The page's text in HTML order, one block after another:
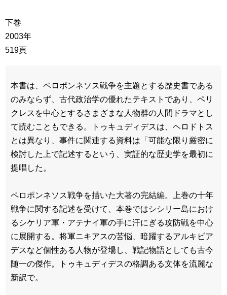
下巻
2003年
519頁
本書は、ペロポンネソス戦争を主題とする歴史書である
のみならず、古代政治学の優れたテキストであり、ペリ
クレスを中心とするさまざまな人物群の人間ドラマとし
て読むこともできる。トゥキュディデスは、ヘロドトス
とは異なり、事件に関連する資料は「可能な限り厳密に
検討した上で記述するという、実証的な歴史学を最初に
提唱した。
ペロポンネソス戦争を描いた大著の完結編。上巻の十年
戦争に関する記述を受けて、本巻ではシシリー島におけ
るシケリア軍・アテナイ軍の手に汗にぎる攻防戦を中心
に展開する。将軍ニキアスの苦悩、暗躍するアルキビア
デスなど個性ある人物が登場し、戦記物語としても古今
随一の傑作。トゥキュディデスの格調ある文体を流麗な
新訳で。